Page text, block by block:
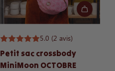
5.0 (2 avis)
Petit sac crossbody
MiniMoon OCTOBRE